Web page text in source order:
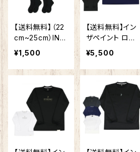
スケ靴下
スケ靴下
【送料無料】（22
cm~25cm）IN T
HE PAINT イン
ザペイント ITP1
9332B ソックス
ソク スポーツ
大人気のインザ
ペイント 新デ
ザイン バスケ
¥1,500
【送料無料】イン
ザペイント ロン
グ スリーブ シャ
ツ ITP25435
練習着 メンズ レ
ディース 男女兼
用 長袖 Tシャツ
バスケ ウェア ロ
ンT
¥5,500